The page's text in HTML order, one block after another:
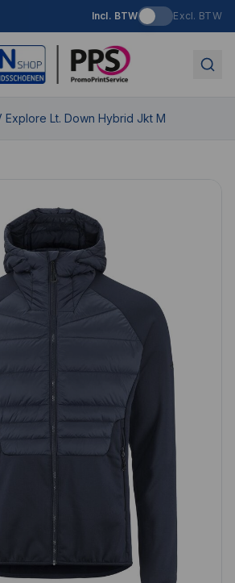
Incl. BTW Excl. BTW
Explore Lt. Down Hybrid Jkt M